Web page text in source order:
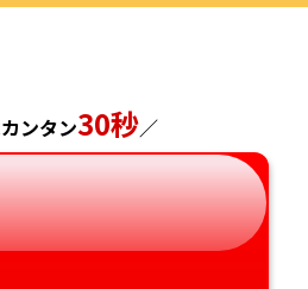
神奈川県
長野県
岐阜県
静岡県
兵庫県
奈良県
和歌山県
広島県
山口県
徳島県
長崎県
熊本県
大分県
ンタン30秒／